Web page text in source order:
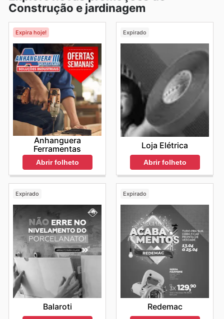
Construção e jardinagem
Expira hoje!
Anhanguera
Ferramentas
Abrir folheto
Expirado
Loja Elétrica
Abrir folheto
Expirado
Balaroti
Expirado
Redemac